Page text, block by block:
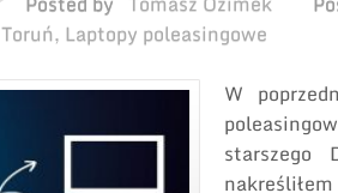
Toruń, Laptopy poleasingowe
W